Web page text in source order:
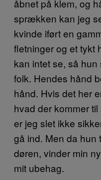
åbnet på klem, og
sprækken kan jeg
kvinde iført en
fletninger og et tykt
kan intet se, så
folk. Hendes hånd
hånd. Hvis det her
hvad der kommer
er jeg slet ikke
gå ind. Men da
døren, vinder min
mit ubehag.